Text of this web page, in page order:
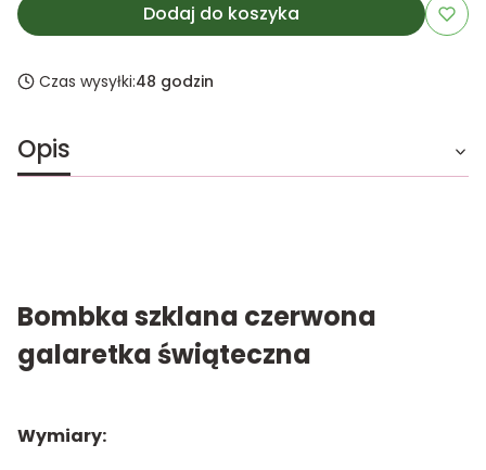
Dodaj do koszyka
Czas wysyłki:48 godzin
Opis
Bombka szklana czerwona
galaretka świąteczna
Wymiary: